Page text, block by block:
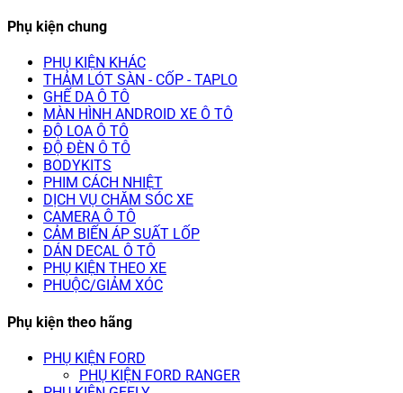
Phụ kiện chung
PHỤ KIỆN KHÁC
THẢM LÓT SÀN - CỐP - TAPLO
GHẾ DA Ô TÔ
MÀN HÌNH ANDROID XE Ô TÔ
ĐỘ LOA Ô TÔ
ĐỘ ĐÈN Ô TÔ
BODYKITS
PHIM CÁCH NHIỆT
DỊCH VỤ CHĂM SÓC XE
CAMERA Ô TÔ
CẢM BIẾN ÁP SUẤT LỐP
DÁN DECAL Ô TÔ
PHỤ KIỆN THEO XE
PHUỘC/GIẢM XÓC
Phụ kiện theo hãng
PHỤ KIỆN FORD
PHỤ KIỆN FORD RANGER